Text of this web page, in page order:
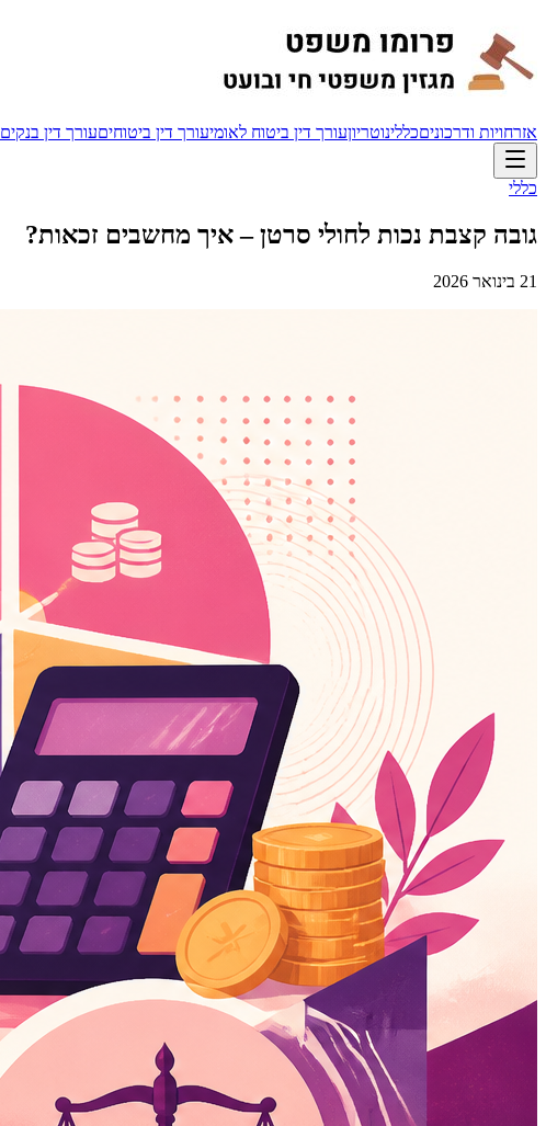
אזרחויות ודרכוניםכללינוטריוןעורך דין ביטוח לאומיעורך דין ביטוחיםעורך דין בנקים
כללי
גובה קצבת נכות לחולי סרטן – איך מחשבים זכאות?
21 בינואר 2026